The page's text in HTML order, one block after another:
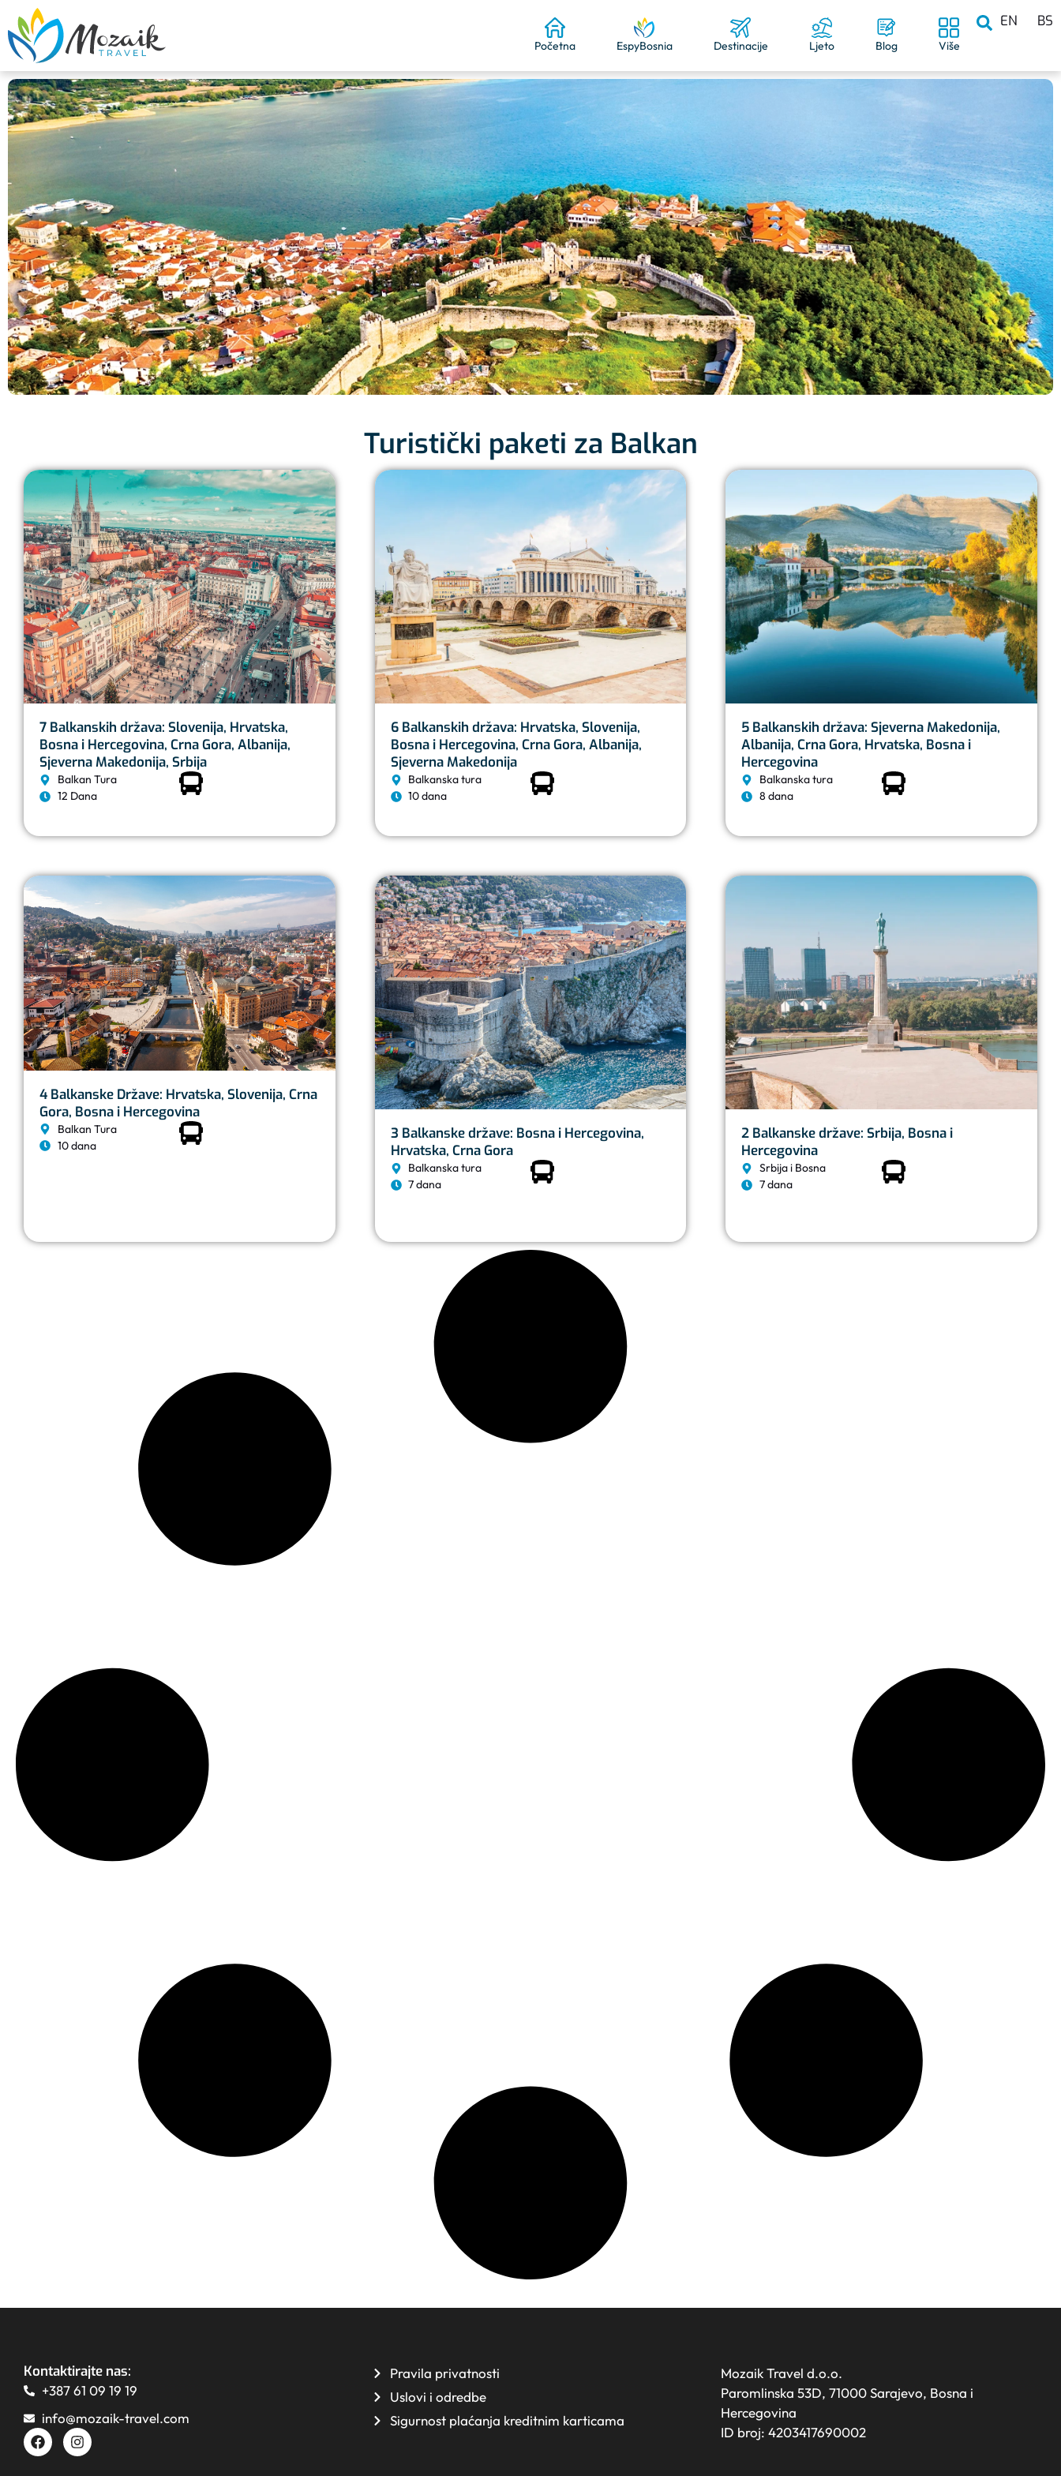
Početna EspyBosnia Destinacije Ljeto Blog Više
EN BS
Turistički paketi za Balkan
7 Balkanskih država: Slovenija, Hrvatska,
Bosna i Hercegovina, Crna Gora, Albanija,
Sjeverna Makedonija, Srbija
Balkan Tura
12 Dana
6 Balkanskih država: Hrvatska, Slovenija,
Bosna i Hercegovina, Crna Gora, Albanija,
Sjeverna Makedonija
Balkanska tura
10 dana
5 Balkanskih država: Sjeverna Makedonija,
Albanija, Crna Gora, Hrvatska, Bosna i
Hercegovina
Balkanska tura
8 dana
4 Balkanske Države: Hrvatska, Slovenija, Crna
Gora, Bosna i Hercegovina
Balkan Tura
10 dana
3 Balkanske države: Bosna i Hercegovina,
Hrvatska, Crna Gora
Balkanska tura
7 dana
2 Balkanske države: Srbija, Bosna i
Hercegovina
Srbija i Bosna
7 dana
Kontaktirajte nas:
+387 61 09 19 19
info@mozaik-travel.com
Pravila privatnosti
Uslovi i odredbe
Sigurnost plaćanja kreditnim karticama
Mozaik Travel d.o.o.
Paromlinska 53D, 71000 Sarajevo, Bosna i
Hercegovina
ID broj: 4203417690002